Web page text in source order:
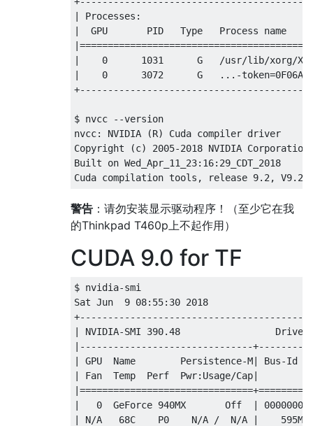
| Processes:
|  GPU       PID   Type   Process
|    0      1031      G   /usr/lib/xorg/
|    0      3072      G   ...-
$ nvcc --version
nvcc: NVIDIA (R) Cuda compiler driver
Copyright (c) 2005-2018 NVIDIA Corporation
Built on Wed_Apr_11_23:16:29_CDT_2018
警告 ：请勿安装显示驱动程序！（至少它在我
的Thinkpad T460p上不起作用）
CUDA 9.0 for TF
$ nvidia-smi
Sat Jun  9 08:55:30 2018
| NVIDIA-SMI 390.48
|-------------------------------
| GPU  Name        Persistence-M| Bus-
| Fan  Temp  Perf  Pwr:Usage/Cap|
|   0  GeForce 940MX       Off  |
| N/A   68C    P0    N/A /  N/A |